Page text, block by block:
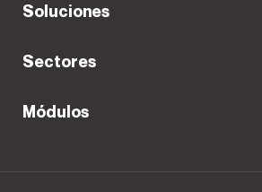
Soluciones
Sectores
Módulos